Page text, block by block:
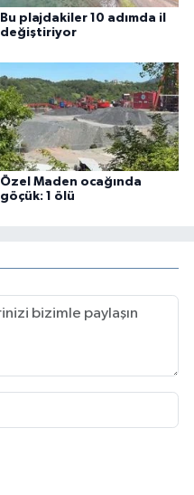
Bu plajdakiler 10 adımda il
değiştiriyor
Özel Maden ocağında
göçük: 1 ölü